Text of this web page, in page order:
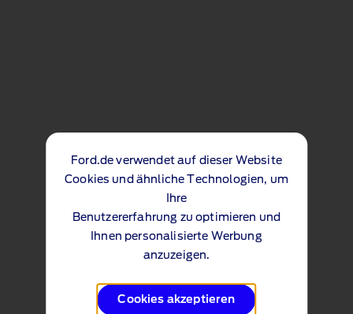
Ford.de verwendet auf dieser Website
Cookies und ähnliche Technologien, um
Ihre
Benutzererfahrung zu optimieren und
Ihnen personalisierte Werbung
anzuzeigen.
Cookies akzeptieren